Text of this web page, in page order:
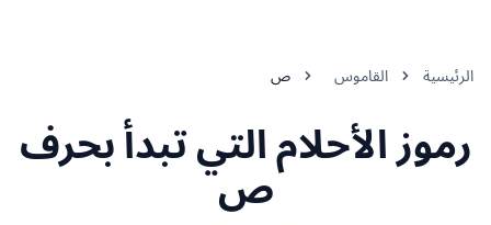
الرئيسية القاموس ص
رموز الأحلام التي تبدأ بحرف
ص